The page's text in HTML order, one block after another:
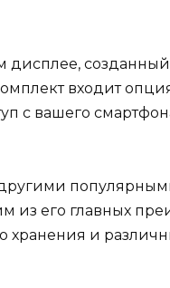
созданный
входит
с вашего
из его главных
хранения и